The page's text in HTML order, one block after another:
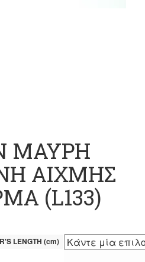
ΜΑΥΡΗ
ΑΙΧΜΗΣ
(L133)
LENGTH (cm)